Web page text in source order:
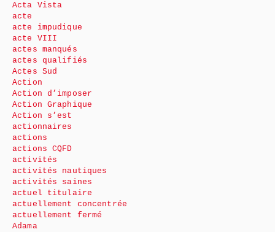
Acta Vista
acte
acte impudique
acte VIII
actes manqués
actes qualifiés
Actes Sud
Action
Action d’imposer
Action Graphique
Action s’est
actionnaires
actions
actions CQFD
activités
activités nautiques
activités saines
actuel titulaire
actuellement concentrée
actuellement fermé
Adama